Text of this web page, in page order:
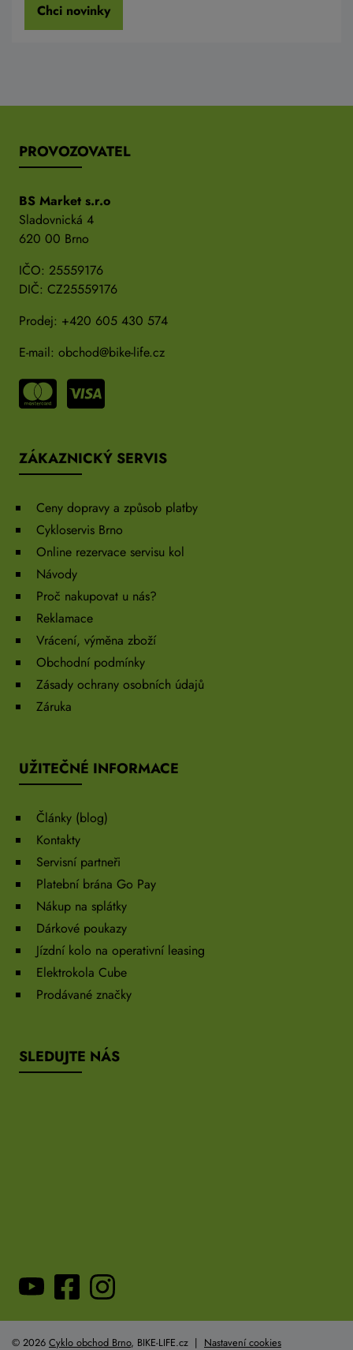
Chci novinky
PROVOZOVATEL
BS Market s.r.o
Sladovnická 4
620 00 Brno
IČO: 25559176
DIČ: CZ25559176
Prodej: +420 605 430 574
E-mail: obchod@bike-life.cz
ZÁKAZNICKÝ SERVIS
Ceny dopravy a způsob platby
Cykloservis Brno
Online rezervace servisu kol
Návody
Proč nakupovat u nás?
Reklamace
Vrácení, výměna zboží
Obchodní podmínky
Zásady ochrany osobních údajů
Záruka
UŽITEČNÉ INFORMACE
Články (blog)
Kontakty
Servisní partneři
Platební brána Go Pay
Nákup na splátky
Dárkové poukazy
Jízdní kolo na operativní leasing
Elektrokola Cube
Prodávané značky
SLEDUJTE NÁS
© 2026 Cyklo obchod Brno, BIKE-LIFE.cz | Nastavení cookies